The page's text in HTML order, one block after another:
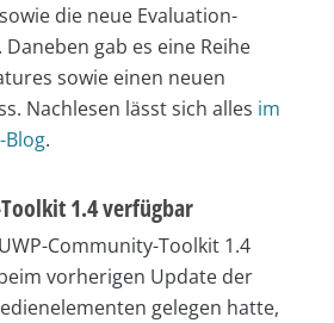
die neue Evaluation-
gab es eine Reihe
sowie einen neuen
Nachlesen lässt sich alles im
.
1.4 verfügbar
Community-Toolkit 1.4
vorherigen Update der
gelegen hatte,